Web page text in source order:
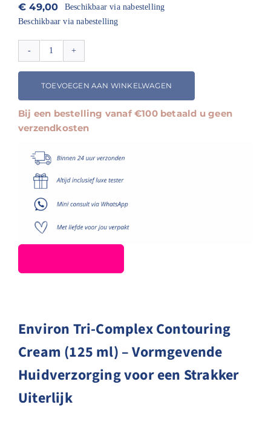
€ 49,00
Beschikbaar via nabestelling
Beschikbaar via nabestelling
Environ
Complex
aantal
TOEVOEGEN AAN WINKELWAGEN
Bij een bestelling vanaf €100 betaald u geen
verzendkosten
Environ Tri-Complex Contouring
Cream (125 ml) – Vormgevende
Huidverzorging voor een Strakker
Uiterlijk